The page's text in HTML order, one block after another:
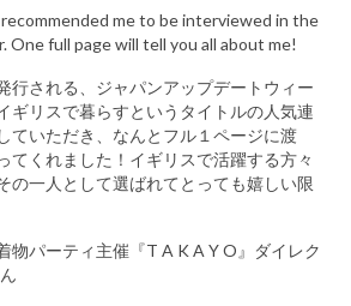
PARTY
WORLD
EVENTS
me to be interviewed in the
One full page will tell you all about me!
行される、ジャパンアップデートウィー
ギリスで暮らすというタイトルの人気連
ていただき、なんとフル１ページに渡
てくれました！イギリスで活躍する方々
の一人として選ばれてとっても嬉しい限
パーティ主催『T A K A Y O』ダイレク